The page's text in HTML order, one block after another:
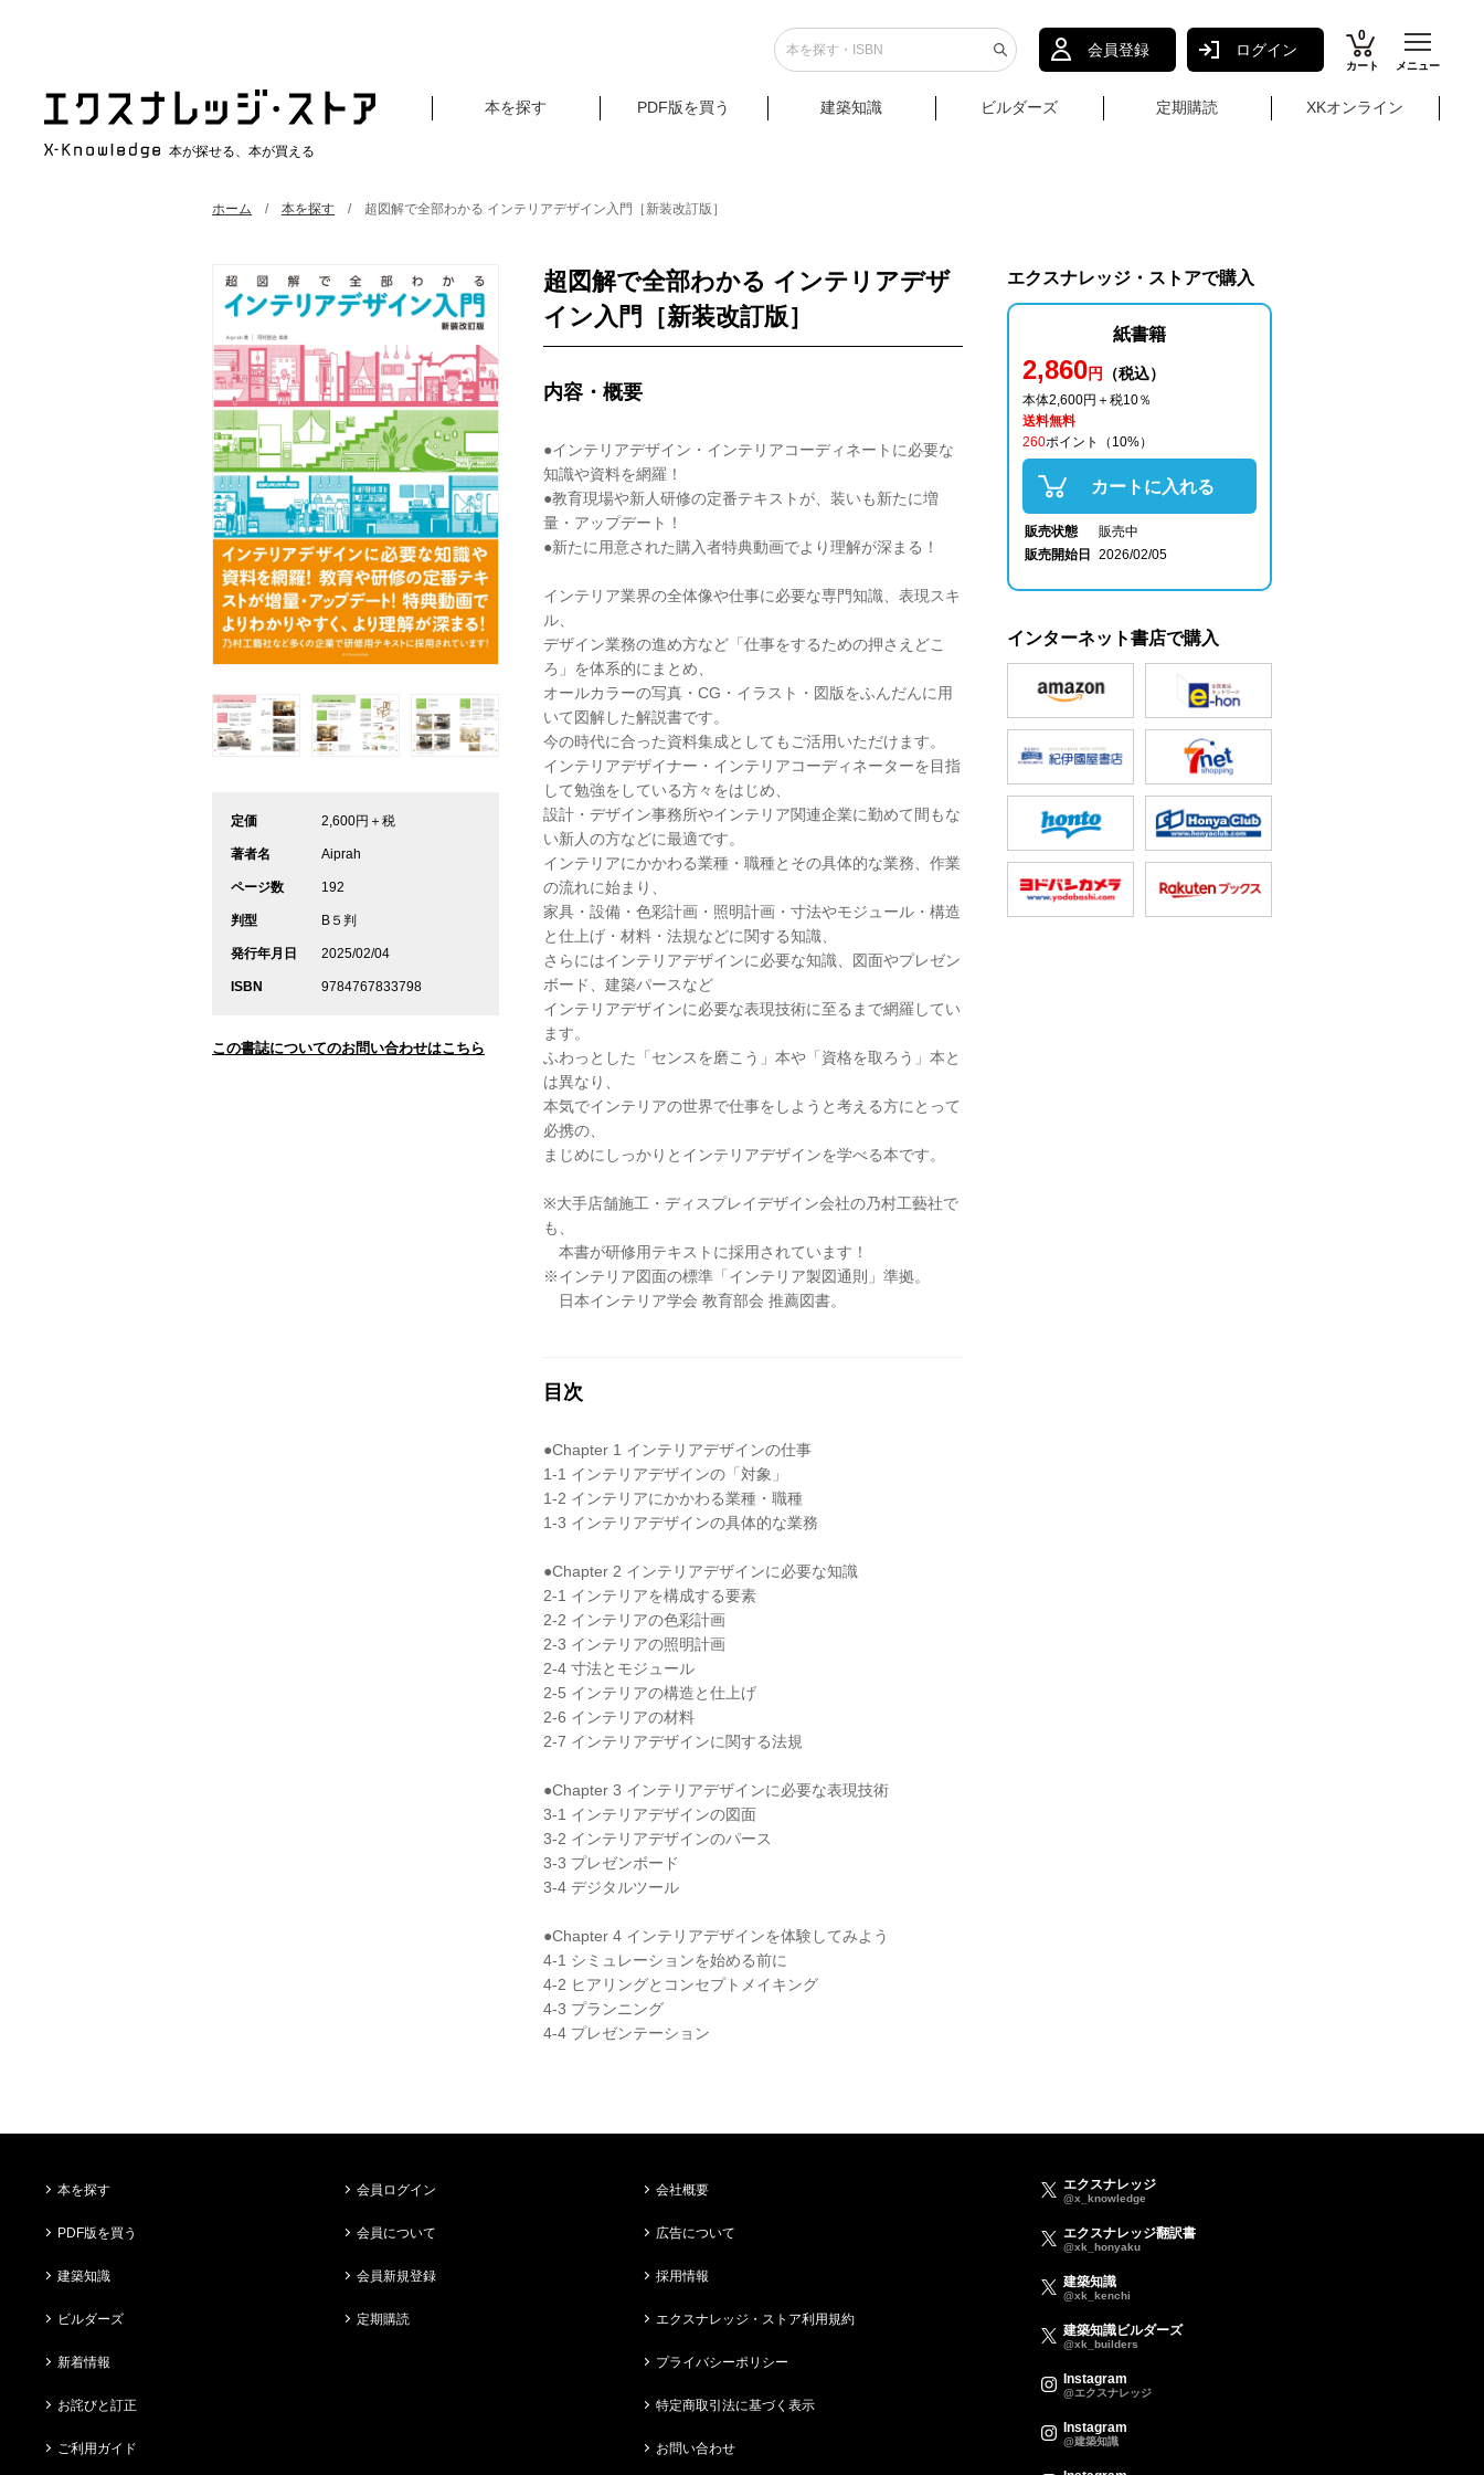
会員登録 ログイン
0
カート メニュー
本が探せる、本が買える
本を探す PDF版を買う 建築知識 ビルダーズ 定期購読 XKオンライン
ホーム 本を探す 超図解で全部わかる インテリアデザイン入門［新装改訂版］
定価 2,600円＋税
著者名 Aiprah
ページ数 192
判型 B５判
発行年月日 2025/02/04
ISBN 9784767833798
この書誌についてのお問い合わせはこちら
超図解で全部わかる インテリアデザ
イン入門［新装改訂版］
内容・概要
●インテリアデザイン・インテリアコーディネートに必要な
知識や資料を網羅！
●教育現場や新人研修の定番テキストが、装いも新たに増
量・アップデート！
●新たに用意された購入者特典動画でより理解が深まる！
インテリア業界の全体像や仕事に必要な専門知識、表現スキ
ル、
デザイン業務の進め方など「仕事をするための押さえどこ
ろ」を体系的にまとめ、
オールカラーの写真・CG・イラスト・図版をふんだんに用
いて図解した解説書です。
今の時代に合った資料集成としてもご活用いただけます。
インテリアデザイナー・インテリアコーディネーターを目指
して勉強をしている方々をはじめ、
設計・デザイン事務所やインテリア関連企業に勤めて間もな
い新人の方などに最適です。
インテリアにかかわる業種・職種とその具体的な業務、作業
の流れに始まり、
家具・設備・色彩計画・照明計画・寸法やモジュール・構造
と仕上げ・材料・法規などに関する知識、
さらにはインテリアデザインに必要な知識、図面やプレゼン
ボード、建築パースなど
インテリアデザインに必要な表現技術に至るまで網羅してい
ます。
ふわっとした「センスを磨こう」本や「資格を取ろう」本と
は異なり、
本気でインテリアの世界で仕事をしようと考える方にとって
必携の、
まじめにしっかりとインテリアデザインを学べる本です。
※大手店舗施工・ディスプレイデザイン会社の乃村工藝社で
も、
本書が研修用テキストに採用されています！
※インテリア図面の標準「インテリア製図通則」準拠。
日本インテリア学会 教育部会 推薦図書。
目次
●Chapter 1 インテリアデザインの仕事
1-1 インテリアデザインの「対象」
1-2 インテリアにかかわる業種・職種
1-3 インテリアデザインの具体的な業務
●Chapter 2 インテリアデザインに必要な知識
2-1 インテリアを構成する要素
2-2 インテリアの色彩計画
2-3 インテリアの照明計画
2-4 寸法とモジュール
2-5 インテリアの構造と仕上げ
2-6 インテリアの材料
2-7 インテリアデザインに関する法規
●Chapter 3 インテリアデザインに必要な表現技術
3-1 インテリアデザインの図面
3-2 インテリアデザインのパース
3-3 プレゼンボード
3-4 デジタルツール
●Chapter 4 インテリアデザインを体験してみよう
4-1 シミュレーションを始める前に
4-2 ヒアリングとコンセプトメイキング
4-3 プランニング
4-4 プレゼンテーション
エクスナレッジ・ストアで購入
紙書籍
2,860円 （税込）
本体2,600円＋税10％
送料無料
260ポイント （10%）
カートに入れる
販売状態
販売中
販売開始日
2026/02/05
インターネット書店で購入
本を探す
PDF版を買う
建築知識
ビルダーズ
新着情報
お詫びと訂正
ご利用ガイド
会員ログイン
会員について
会員新規登録
定期購読
会社概要
広告について
採用情報
エクスナレッジ・ストア利用規約
プライバシーポリシー
特定商取引法に基づく表示
お問い合わせ
エクスナレッジ
@x_knowledge
エクスナレッジ翻訳書
@xk_honyaku
建築知識
@xk_kenchi
建築知識ビルダーズ
@xk_builders
Instagram
@エクスナレッジ
Instagram
@建築知識